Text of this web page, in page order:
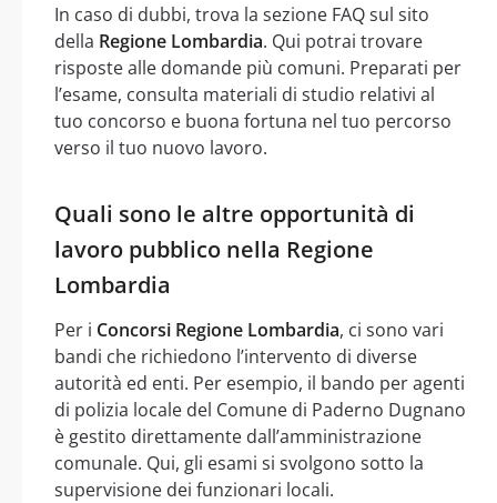
In caso di dubbi, trova la sezione FAQ sul sito
della Regione Lombardia. Qui potrai trovare
risposte alle domande più comuni. Preparati per
l’esame, consulta materiali di studio relativi al
tuo concorso e buona fortuna nel tuo percorso
verso il tuo nuovo lavoro.
Quali sono le altre opportunità di
lavoro pubblico nella Regione
Lombardia
Per i Concorsi Regione Lombardia, ci sono vari
bandi che richiedono l’intervento di diverse
autorità ed enti. Per esempio, il bando per agenti
di polizia locale del Comune di Paderno Dugnano
è gestito direttamente dall’amministrazione
comunale. Qui, gli esami si svolgono sotto la
supervisione dei funzionari locali.